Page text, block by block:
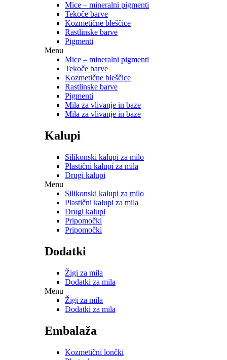
Mice – mineralni pigmenti
Tekoče barve
Kozmetične bleščice
Rastlinske barve
Pigmenti
Menu
Mice – mineralni pigmenti
Tekoče barve
Kozmetične bleščice
Rastlinske barve
Pigmenti
Mila za vlivanje in baze
Mila za vlivanje in baze
Kalupi
Silikonski kalupi za milo
Plastični kalupi za mila
Drugi kalupi
Menu
Silikonski kalupi za milo
Plastični kalupi za mila
Drugi kalupi
Pripomočki
Pripomočki
Dodatki
Žigi za mila
Dodatki za mila
Menu
Žigi za mila
Dodatki za mila
Embalaža
Kozmetični lončki